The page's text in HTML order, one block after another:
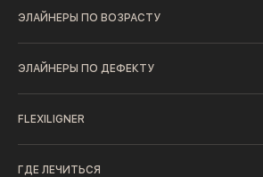
ЭЛАЙНЕРЫ ПО ВОЗРАСТУ
ЭЛАЙНЕРЫ ПО ДЕФЕКТУ
FLEXILIGNER
ГДЕ ЛЕЧИТЬСЯ